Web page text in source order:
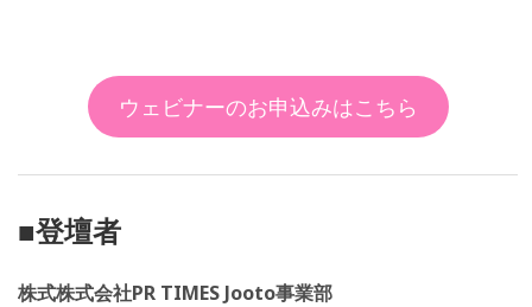
ウェビナーのお申込みはこちら
■登壇者
株式株式会社PR TIMES Jooto事業部